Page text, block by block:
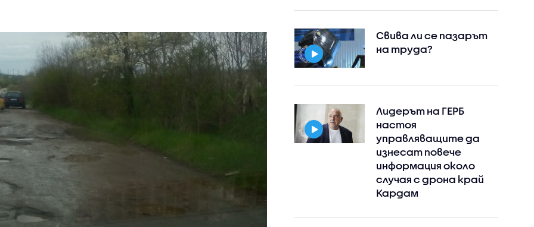
Свива ли се пазарът
на труда?
Лидерът на ГЕРБ
настоя
управляващите да
изнесат повече
информация около
случая с дрона край
Кардам